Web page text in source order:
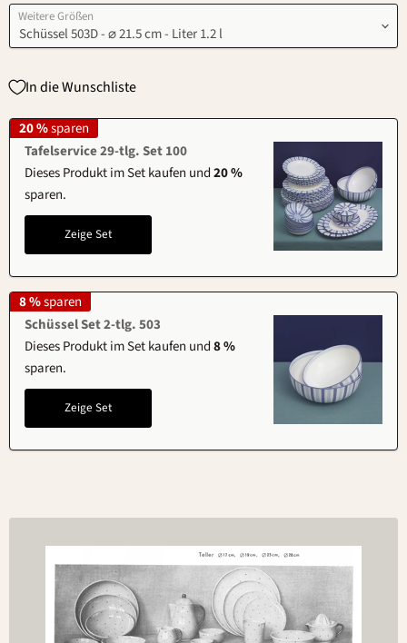
Weitere Größen
In die Wunschliste
Tafelservice 29-tlg. Set 100
Dieses Produkt im Set kaufen und20 %
sparen.
Zeige Set
20 %sparen
Schüssel Set 2-tlg. 503
Dieses Produkt im Set kaufen und8 %
sparen.
Zeige Set
8 %sparen